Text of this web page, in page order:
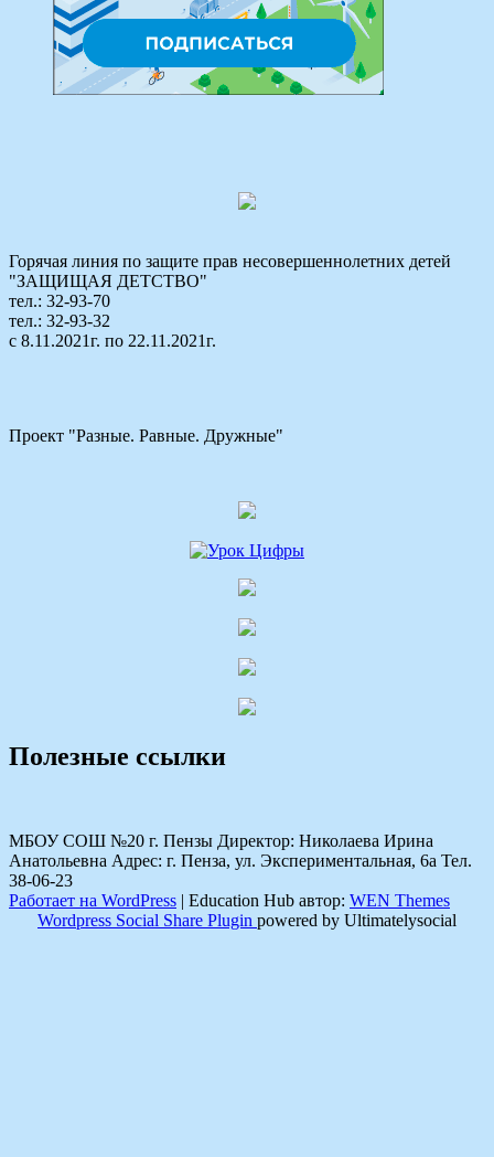
Горячая линия по защите прав несовершеннолетних детей
"ЗАЩИЩАЯ ДЕТСТВО"
тел.: 32-93-70
тел.: 32-93-32
с 8.11.2021г. по 22.11.2021г.
Проект "Разные. Равные. Дружные"
Полезные ссылки
МБОУ СОШ №20 г. Пензы Директор: Николаева Ирина
Анатольевна Адрес: г. Пенза, ул. Экспериментальная, 6а Тел.
38-06-23
Работает на WordPress | Education Hub автор: WEN Themes
Wordpress Social Share Plugin powered by Ultimatelysocial